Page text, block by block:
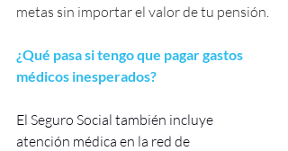
metas sin importar el valor de tu pensión.
¿Qué pasa si tengo que pagar gastos
médicos inesperados?
El Seguro Social también incluye
atención médica en la red de